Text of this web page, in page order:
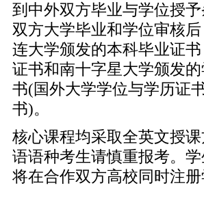
到中外双方毕业与学位授
双方大学毕业和学位审核
连大学颁发的本科毕业证
证书和南十字星大学颁发
书(国外大学学位与学历证
书)。
核心课程均采取全英文授
语语种考生请慎重报考。学
将在合作双方高校同时注册